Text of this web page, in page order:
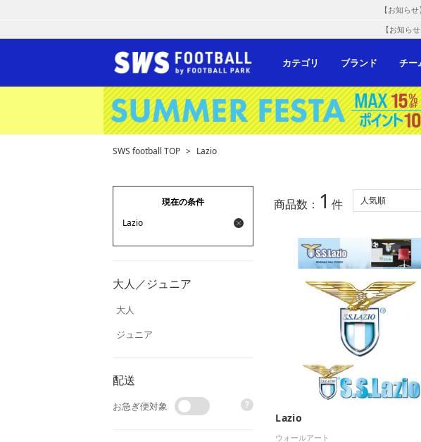
【お知ら
【お知ら
カテゴリ ブランド チー
SWS football TOP > Lazio
現在の条件
Lazio
大人／ジュニア
大人
ジュニア
配送
お急ぎ便対象 ?
商品数： 1 件
Lazio
ウォールアート